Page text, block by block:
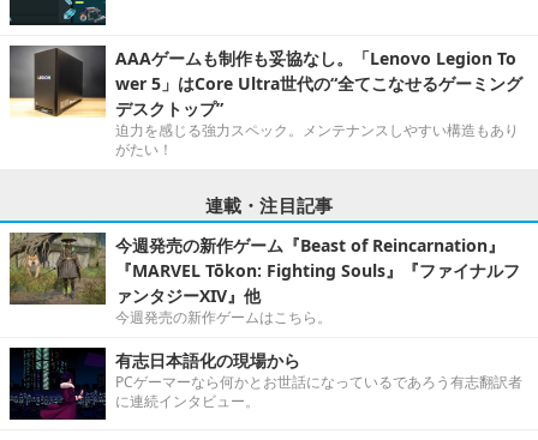
AAAゲームも制作も妥協なし。「Lenovo Legion To
wer 5」はCore Ultra世代の“全てこなせるゲーミング
デスクトップ”
迫力を感じる強力スペック。メンテナンスしやすい構造もあり
がたい！
連載・注目記事
今週発売の新作ゲーム『Beast of Reincarnation』
『MARVEL Tōkon: Fighting Souls』『ファイナルフ
ァンタジーXIV』他
今週発売の新作ゲームはこちら。
有志日本語化の現場から
PCゲーマーなら何かとお世話になっているであろう有志翻訳者
に連続インタビュー。